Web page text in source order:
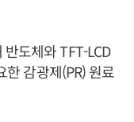
도체와 TFT-LCD
한 감광제(PR) 원료